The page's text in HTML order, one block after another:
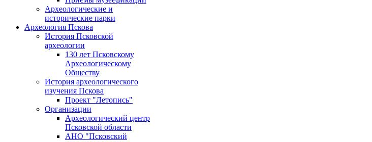
Археологические и
исторические парки
Археология Пскова
История Псковской
археологии
130 лет Псковскому
Археологическому
Обществу
История археологического
изучения Пскова
Проект "Летопись"
Организации
Археологический центр
Псковской области
АНО "Псковский